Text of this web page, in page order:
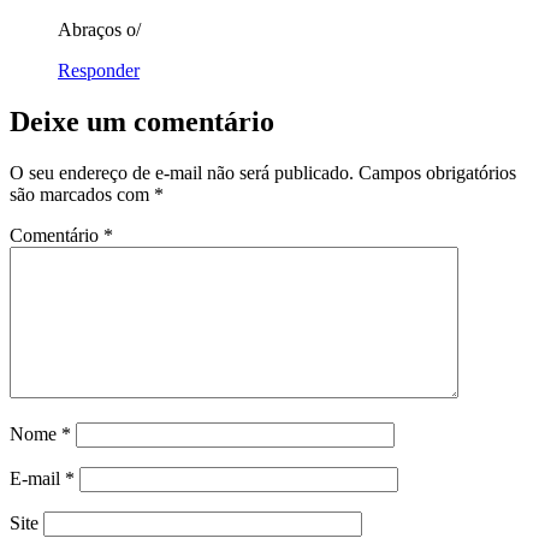
Abraços o/
Responder
Deixe um comentário
O seu endereço de e-mail não será publicado. Campos obrigatórios
são marcados com *
Comentário *
Nome *
E-mail *
Site